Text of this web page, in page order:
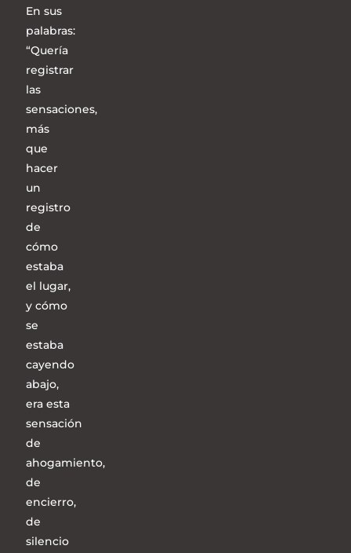
En sus
palabras:
“Quería
registrar
las
sensaciones,
más
que
hacer
un
registro
de
cómo
estaba
el lugar,
y cómo
se
estaba
cayendo
abajo,
era esta
sensación
de
ahogamiento,
de
encierro,
de
silencio